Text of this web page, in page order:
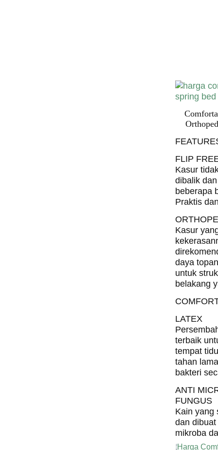
Harga
FLIP
Kasur
dibalik
beberapa
Praktis
Kasur
daya
untuk
belakang
LATEX
terbaik
tempat
tahan
bakteri
ANTI
FUNGUS
Kain yang
dan
mikroba